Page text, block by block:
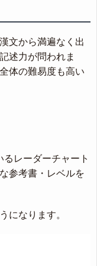
文から満遍なく出
述力が問われま
体の難易度も高い
レーダーチャート
参考書・レベルを
になります。